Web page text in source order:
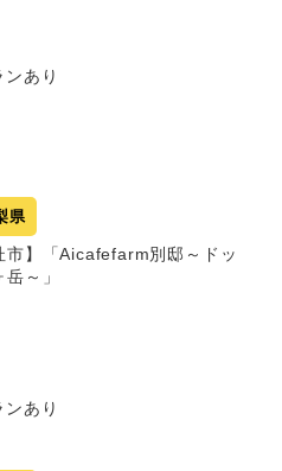
あり
県
市】「Aicafefarm別邸～ドッ
～」
あり